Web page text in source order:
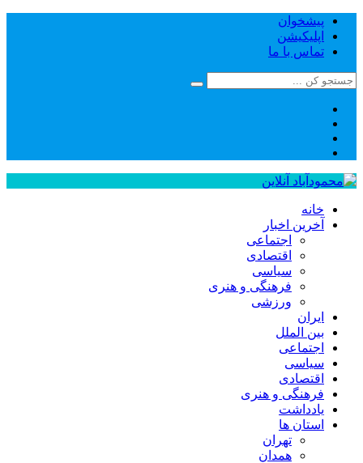
پیشخوان
اپلیکیشن
تماس با ما
خانه
آخرین اخبار
اجتماعی
اقتصادی
سیاسی
فرهنگی و هنری
ورزشی
ایران
بین الملل
اجتماعی
سیاسی
اقتصادی
فرهنگی و هنری
یادداشت
استان ها
تهران
همدان